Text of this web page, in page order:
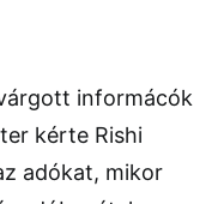
informácók
kérte Rishi
adókat, mikor